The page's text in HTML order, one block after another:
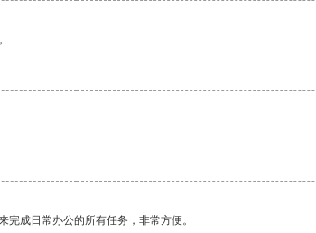
成日常办公的所有任务，非常方便。